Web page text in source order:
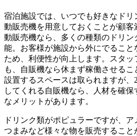
宿泊施設では、いつでも好きなドリ
動販売機を用意しておくことが顧客
動販売機なら、多くの種類のドリ
能。お客様が施設から外にでること
ため、利便性が向上します。スタ
も、自販機なら休まず稼働させる
設置するスペースは取られますが、
してくれる自販機なら、人材を確
なメリットがあります。
ドリンク類がポピュラーですが、
つまみなど様々な物を販売するこ